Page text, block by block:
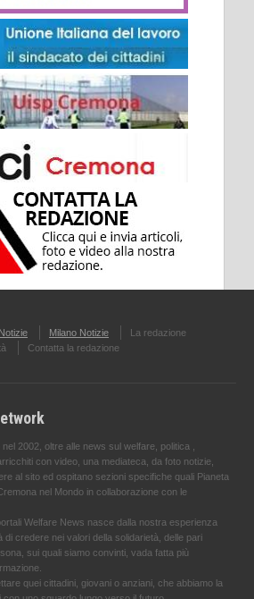
Milano Notizie
La redazione
Contatta la redazione
2002, oltre alle news sul welfare, politica ,
con video, una mediateca, da foto notizie,
al sito ed ospitano sezioni specifiche quali Pianeta
nel Mondo in collaborazione con le
Welfare News nasce dalla nostra esperienza
credere nei valori della solidarietà, delle pari
sui quali siamo convinti, vada fatta più
quei cittadini, giovani o anziani, che abbiamo la